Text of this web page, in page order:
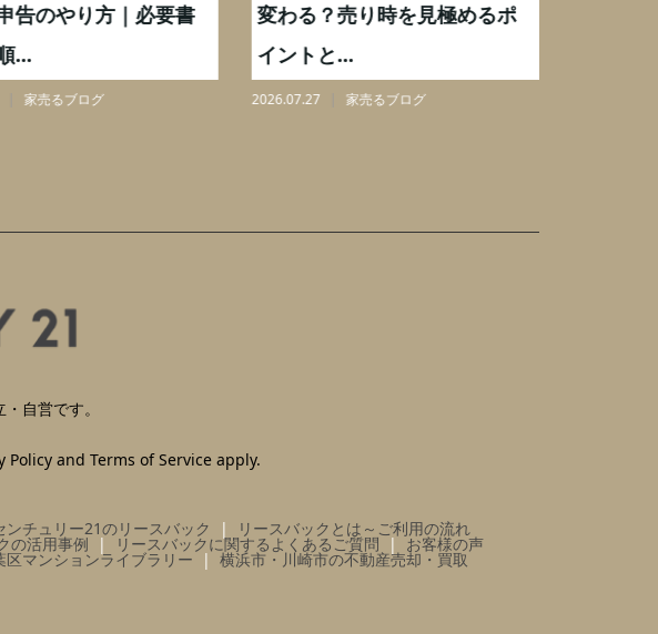
告のやり方｜必要書
...
家売るブログ
変わる？売り時を見極めるポ
イントと...
2026.07.27 家売るブログ
自営です。
Policy and Terms of Service apply.
ンチュリー21のリースバック リースバックとは～ご利用の流れ
の活用事例 リースバックに関するよくあるご質問 お客様の声
区マンションライブラリー 横浜市・川崎市の不動産売却・買取